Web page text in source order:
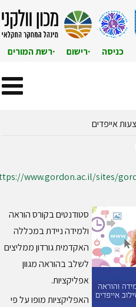
כניסה רישום רשת המורים
אייפדים
https://www.gordon.ac.il/sites/
סטודנטים בקורס הוראה
ולמידה ניידת במכללה
האקדמית גורדון ממליצים
לשלב בהוראה מגוון
אפליקציות.
האפליקציות מופו על פי